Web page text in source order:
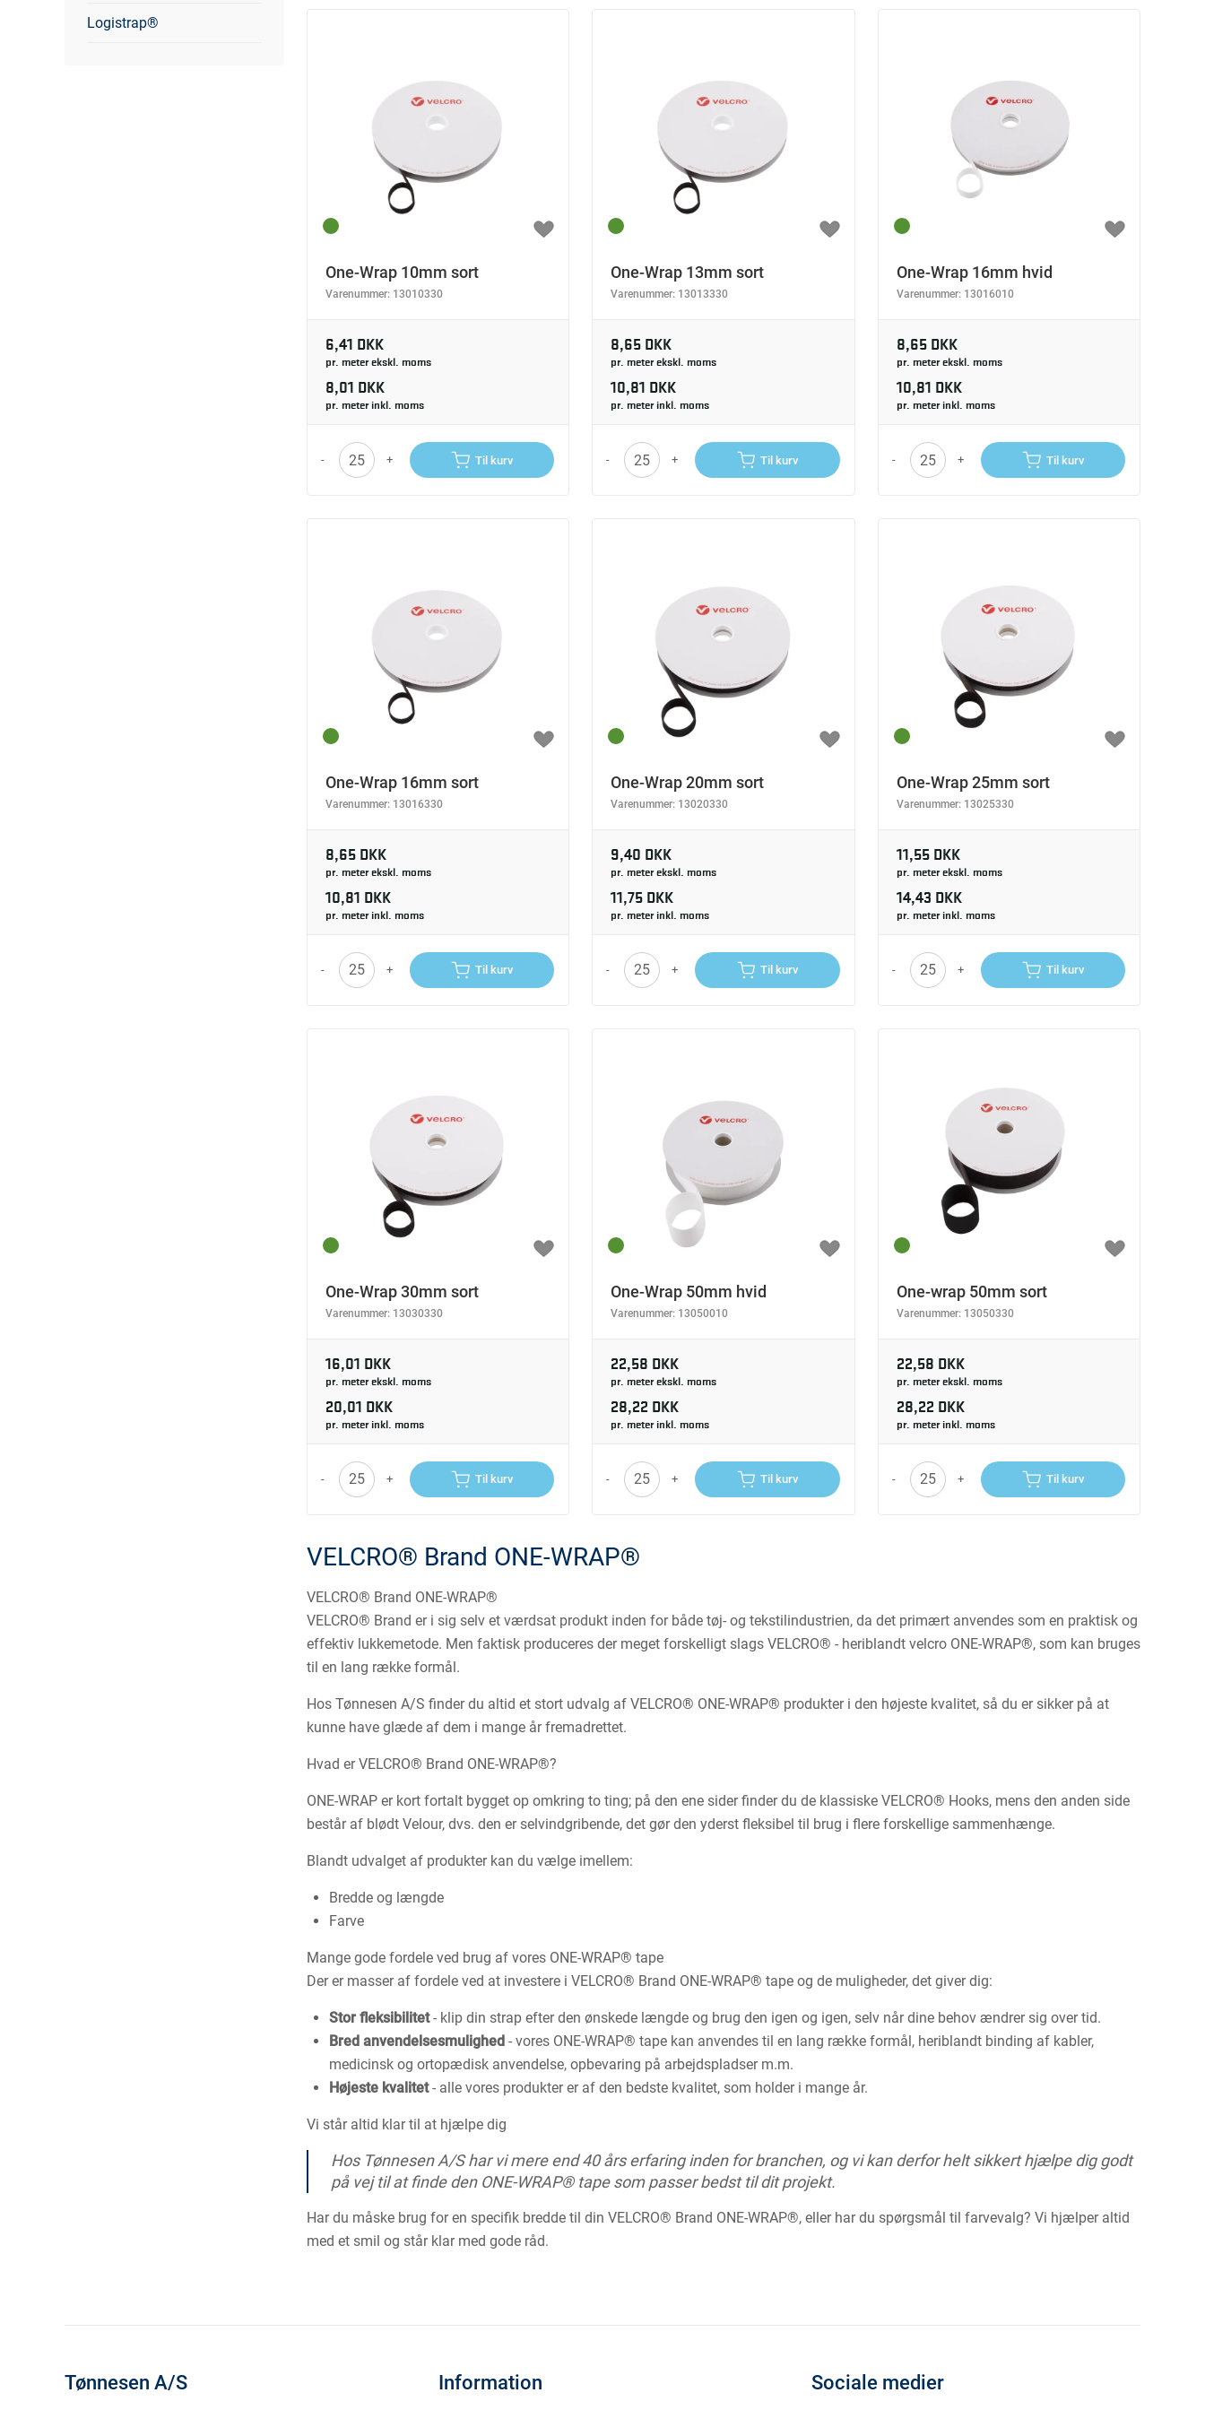
Logistrap®
One-Wrap 10mm sort
Varenummer: 13010330
6,41 DKK
pr. meter ekskl. moms
8,01 DKK
pr. meter inkl. moms
- + Til kurv
One-Wrap 13mm sort
Varenummer: 13013330
8,65 DKK
pr. meter ekskl. moms
10,81 DKK
pr. meter inkl. moms
- + Til kurv
One-Wrap 16mm hvid
Varenummer: 13016010
8,65 DKK
pr. meter ekskl. moms
10,81 DKK
pr. meter inkl. moms
- + Til kurv
One-Wrap 16mm sort
Varenummer: 13016330
8,65 DKK
pr. meter ekskl. moms
10,81 DKK
pr. meter inkl. moms
- + Til kurv
One-Wrap 20mm sort
Varenummer: 13020330
9,40 DKK
pr. meter ekskl. moms
11,75 DKK
pr. meter inkl. moms
- + Til kurv
One-Wrap 25mm sort
Varenummer: 13025330
11,55 DKK
pr. meter ekskl. moms
14,43 DKK
pr. meter inkl. moms
- + Til kurv
One-Wrap 30mm sort
Varenummer: 13030330
16,01 DKK
pr. meter ekskl. moms
20,01 DKK
pr. meter inkl. moms
- + Til kurv
One-Wrap 50mm hvid
Varenummer: 13050010
22,58 DKK
pr. meter ekskl. moms
28,22 DKK
pr. meter inkl. moms
- + Til kurv
One-wrap 50mm sort
Varenummer: 13050330
22,58 DKK
pr. meter ekskl. moms
28,22 DKK
pr. meter inkl. moms
- + Til kurv
VELCRO® Brand ONE-WRAP®
VELCRO® Brand ONE-WRAP®
VELCRO® Brand er i sig selv et værdsat produkt inden for både tøj- og tekstilindustrien, da det primært anvendes som en praktisk og
effektiv lukkemetode. Men faktisk produceres der meget forskelligt slags VELCRO® - heriblandt velcro ONE-WRAP®, som kan bruges
til en lang række formål.
Hos Tønnesen A/S finder du altid et stort udvalg af VELCRO® ONE-WRAP® produkter i den højeste kvalitet, så du er sikker på at
kunne have glæde af dem i mange år fremadrettet.
Hvad er VELCRO® Brand ONE-WRAP®?
ONE-WRAP er kort fortalt bygget op omkring to ting; på den ene sider finder du de klassiske VELCRO® Hooks, mens den anden side
består af blødt Velour, dvs. den er selvindgribende, det gør den yderst fleksibel til brug i flere forskellige sammenhænge.
Blandt udvalget af produkter kan du vælge imellem:
Bredde og længde
Farve
Mange gode fordele ved brug af vores ONE-WRAP® tape
Der er masser af fordele ved at investere i VELCRO® Brand ONE-WRAP® tape og de muligheder, det giver dig:
Stor fleksibilitet- klip din strap efter den ønskede længde og brug den igen og igen, selv når dine behov ændrer sig over tid.
Bred anvendelsesmulighed - vores ONE-WRAP® tape kan anvendes til en lang række formål, heriblandt binding af kabler,
medicinsk og ortopædisk anvendelse, opbevaring på arbejdspladser m.m.
Højeste kvalitet- alle vores produkter er af den bedste kvalitet, som holder i mange år.
Vi står altid klar til at hjælpe dig
Hos Tønnesen A/S har vi mere end 40 års erfaring inden for branchen, og vi kan derfor helt sikkert hjælpe dig godt
på vej til at finde den ONE-WRAP® tape som passer bedst til dit projekt.
Har du måske brug for en specifik bredde til din VELCRO® Brand ONE-WRAP®, eller har du spørgsmål til farvevalg? Vi hjælper altid
med et smil og står klar med gode råd.
Tønnesen A/S Information Sociale medier